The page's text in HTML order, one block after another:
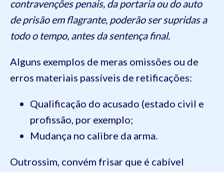
contravenções penais, da portaria ou do auto
de prisão em flagrante, poderão ser supridas a
todo o tempo, antes da sentença final.
Alguns exemplos de meras omissões ou de
erros materiais passíveis de retificações:
Qualificação do acusado (estado civil e
profissão, por exemplo;
Mudança no calibre da arma.
Outrossim, convém frisar que é cabível